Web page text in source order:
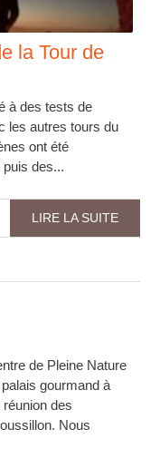
la Tour de
à des tests de
les autres tours du
ont été
des...
LIRE LA SUITE
de Pleine Nature
gourmand à
des
Nous